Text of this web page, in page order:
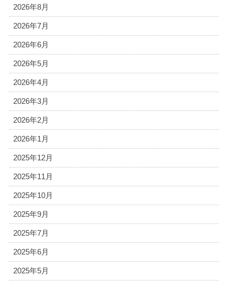
2026年8月
2026年7月
2026年6月
2026年5月
2026年4月
2026年3月
2026年2月
2026年1月
2025年12月
2025年11月
2025年10月
2025年9月
2025年7月
2025年6月
2025年5月